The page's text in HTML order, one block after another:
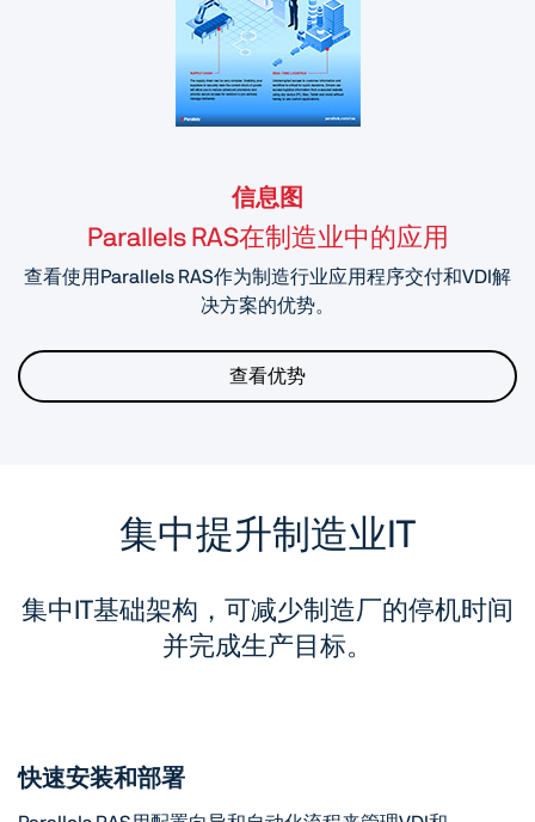
信息图
Parallels RAS在制造业中的应用
查看使用Parallels RAS作为制造行业应用程序交付和VDI解
决方案的优势。
查看优势
集中提升制造业IT
集中IT基础架构，可减少制造厂的停机时间
并完成生产目标。
快速安装和部署